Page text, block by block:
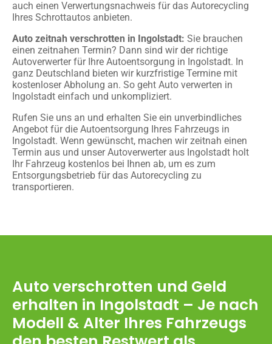
auch einen Verwertungsnachweis für das Autorecycling
Ihres Schrottautos anbieten.
Auto zeitnah verschrotten in Ingolstadt: Sie brauchen
einen zeitnahen Termin? Dann sind wir der richtige
Autoverwerter für Ihre Autoentsorgung in Ingolstadt. In
ganz Deutschland bieten wir kurzfristige Termine mit
kostenloser Abholung an. So geht Auto verwerten in
Ingolstadt einfach und unkompliziert.
Rufen Sie uns an und erhalten Sie ein unverbindliches
Angebot für die Autoentsorgung Ihres Fahrzeugs in
Ingolstadt. Wenn gewünscht, machen wir zeitnah einen
Termin aus und unser Autoverwerter aus Ingolstadt holt
Ihr Fahrzeug kostenlos bei Ihnen ab, um es zum
Entsorgungsbetrieb für das Autorecycling zu
transportieren.
Auto verschrotten und Geld
erhalten in Ingolstadt – Je nach
Modell & Alter Ihres Fahrzeugs